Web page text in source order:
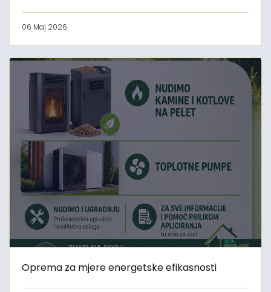
06 Maj 2026
Oprema za mjere energetske efikasnosti